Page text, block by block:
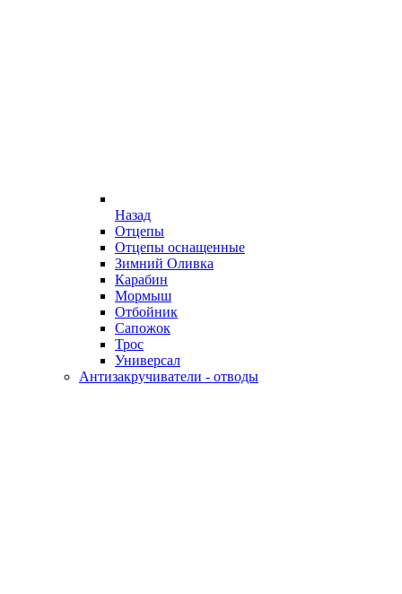
Назад
Отцепы
Отцепы оснащенные
Зимний Оливка
Карабин
Мормыш
Отбойник
Сапожок
Трос
Универсал
Антизакручиватели - отводы